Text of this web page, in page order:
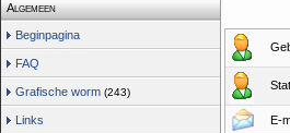
Algemeen
Beginpagina
FAQ
Grafische worm (243)
Links E-